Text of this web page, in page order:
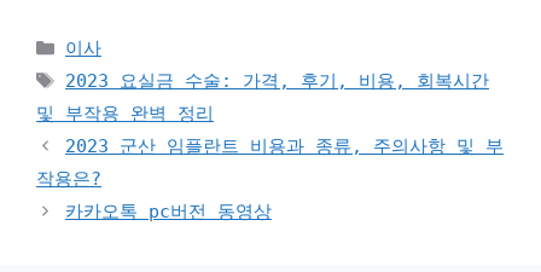
카
테
리
이사
태
그
2023 요실금 수술: 가격, 후기, 비용, 회복시간
및 부작용 완벽 정리
2023 군산 임플란트 비용과 종류, 주의사항 및 부
작용은?
카카오톡 pc버전 동영상